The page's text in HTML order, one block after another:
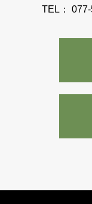
TEL：